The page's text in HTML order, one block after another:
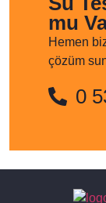
mu
Hemen
çözüm
0